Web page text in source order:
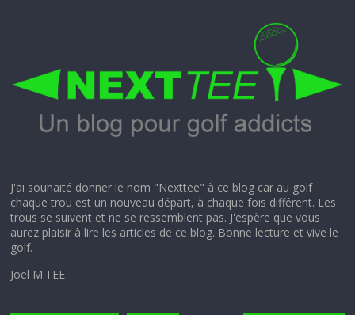
J'ai souhaité donner le nom "Nexttee" à ce blog car au golf
chaque trou est un nouveau départ, à chaque fois différent. Les
trous se suivent et ne se ressemblent pas. J'espère que vous
aurez plaisir à lire les articles de ce blog. Bonne lecture et vive le
golf.
Joël M.TEE